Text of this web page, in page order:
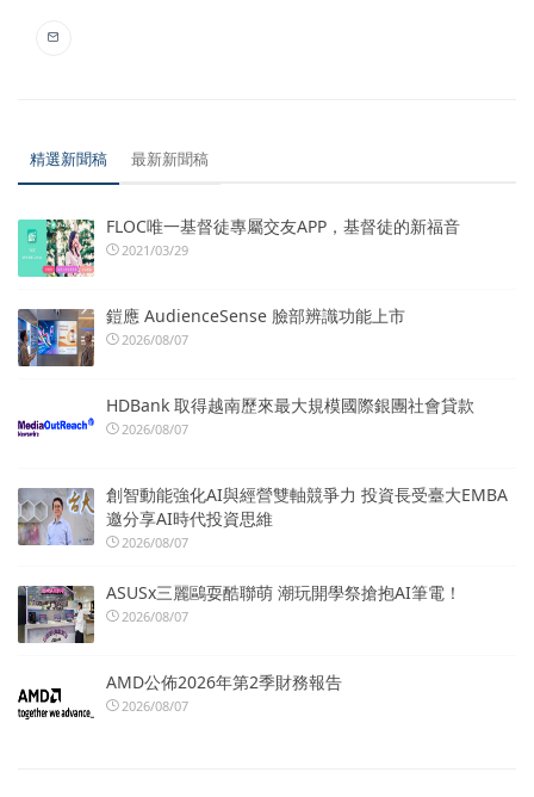
精選新聞稿 最新新聞稿
FLOC唯一基督徒專屬交友APP，基督徒的新福音
2021/03/29
鎧應 AudienceSense 臉部辨識功能上市
2026/08/07
HDBank 取得越南歷來最大規模國際銀團社會貸款
2026/08/07
創智動能強化AI與經營雙軸競爭力 投資長受臺大EMBA
邀分享AI時代投資思維
2026/08/07
ASUSx三麗鷗耍酷聯萌 潮玩開學祭搶抱AI筆電！
2026/08/07
AMD公佈2026年第2季財務報告
2026/08/07